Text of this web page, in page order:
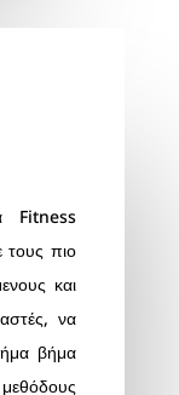
Fitness
πιο
και
να
βήμα